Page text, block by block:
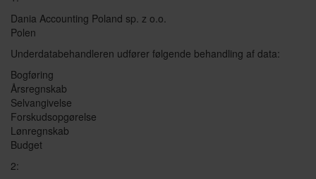
Dania Accounting Poland sp. z o.o.
Polen
Underdatabehandleren udfører følgende behandling af data:
Bogføring
Årsregnskab
Selvangivelse
Forskudsopgørelse
Lønregnskab
Budget
2: